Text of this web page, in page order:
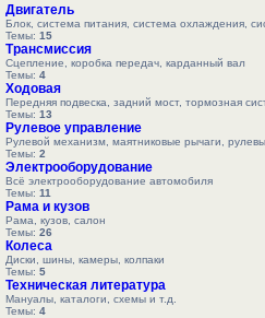
Двигатель
Блок, система питания, система охлаждения,
Темы: 15
Трансмиссия
Сцепление, коробка передач, карданный вал
Темы: 4
Ходовая
Передняя подвеска, задний мост, тормозная
Темы: 13
Рулевое управление
Рулевой механизм, маятниковые рычаги,
Темы: 2
Электрооборудование
Всё электрооборудование автомобиля
Темы: 11
Рама и кузов
Рама, кузов, салон
Темы: 26
Колеса
Диски, шины, камеры, колпаки
Темы: 5
Техническая литература
Мануалы, каталоги, схемы и т.д.
Темы: 4